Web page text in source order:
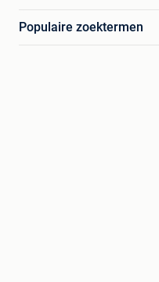
Populaire zoektermen